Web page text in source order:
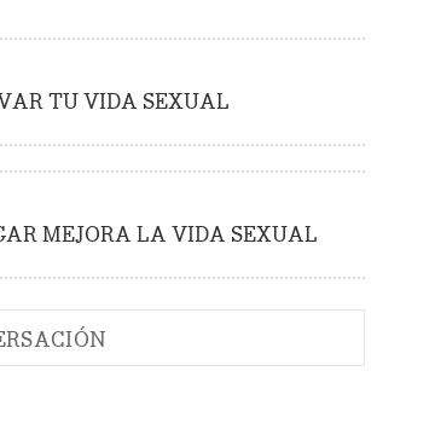
TU VIDA SEXUAL
MEJORA LA VIDA SEXUAL